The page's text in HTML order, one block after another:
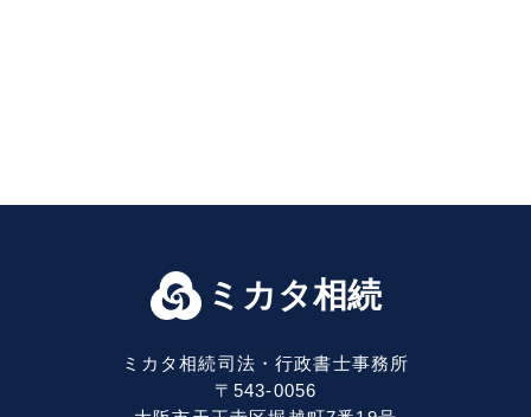
ミカタ相続
ミカタ相続司法・行政書士事務所
〒543-0056